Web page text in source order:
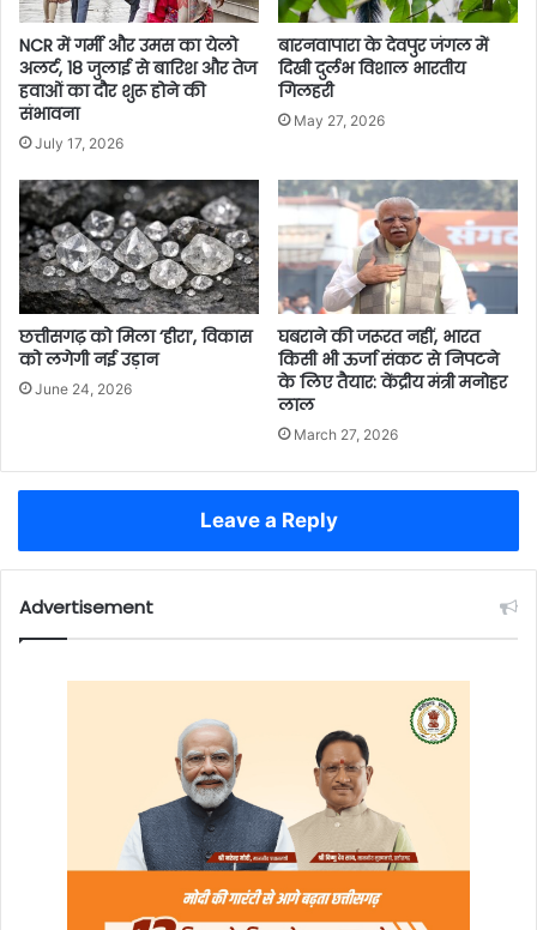
NCR में गर्मी और उमस का येलो
अलर्ट, 18 जुलाई से बारिश और तेज
हवाओं का दौर शुरू होने की
संभावना
July 17, 2026
बारनवापारा के देवपुर जंगल में
दिखी दुर्लभ विशाल भारतीय
गिलहरी
May 27, 2026
छत्तीसगढ़ को मिला ‘हीरा’, विकास
को लगेगी नई उड़ान
June 24, 2026
घबराने की जरूरत नहीं, भारत
किसी भी ऊर्जा संकट से निपटने
के लिए तैयार: केंद्रीय मंत्री मनोहर
लाल
March 27, 2026
Leave a Reply
Advertisement